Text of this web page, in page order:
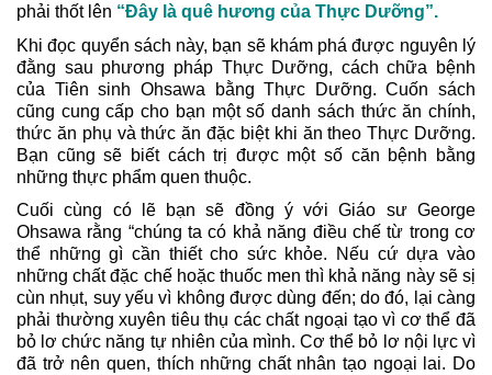
phải thốt lên “Đây là quê hương của Thực Dưỡng”.
Khi đọc quyển sách này, bạn sẽ khám phá được nguyên lý
đằng sau phương pháp Thực Dưỡng, cách chữa bệnh
của Tiên sinh Ohsawa bằng Thực Dưỡng. Cuốn sách
cũng cung cấp cho bạn một số danh sách thức ăn chính,
thức ăn phụ và thức ăn đặc biệt khi ăn theo Thực Dưỡng.
Bạn cũng sẽ biết cách trị được một số căn bệnh bằng
những thực phẩm quen thuộc.
Cuối cùng có lẽ bạn sẽ đồng ý với Giáo sư George
Ohsawa rằng “chúng ta có khả năng điều chế từ trong cơ
thể những gì cần thiết cho sức khỏe. Nếu cứ dựa vào
những chất đặc chế hoặc thuốc men thì khả năng này sẽ sị
cùn nhụt, suy yếu vì không được dùng đến; do đó, lại càng
phải thường xuyên tiêu thụ các chất ngoại tạo vì cơ thể đã
bỏ lơ chức năng tự nhiên của mình. Cơ thể bỏ lơ nội lực vì
đã trở nên quen, thích những chất nhân tạo ngoại lai. Do